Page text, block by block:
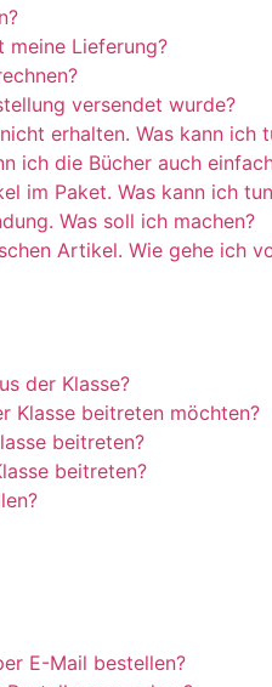
Lieferung?
versendet wurde?
erhalten. Was kann ich
ich die Bücher auch
im Paket. Was kann ich
Was soll ich machen?
Artikel. Wie gehe ich
der Klasse?
Klasse beitreten möchten?
beitreten?
beitreten?
E-Mail bestellen?